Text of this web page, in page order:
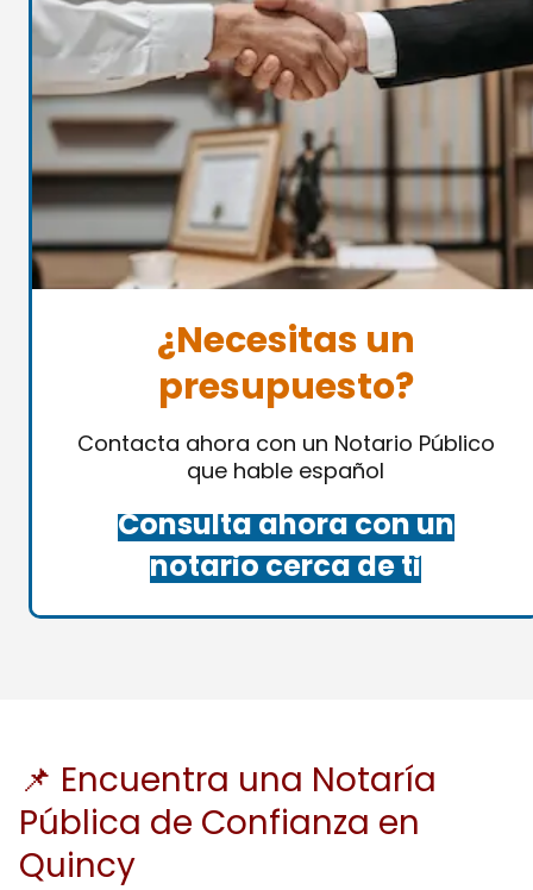
¿Necesitas un
presupuesto?
Contacta ahora con un Notario Público
que hable español
Consulta ahora con un
notario cerca de ti
📌 Encuentra una Notaría
Pública de Confianza en
Quincy